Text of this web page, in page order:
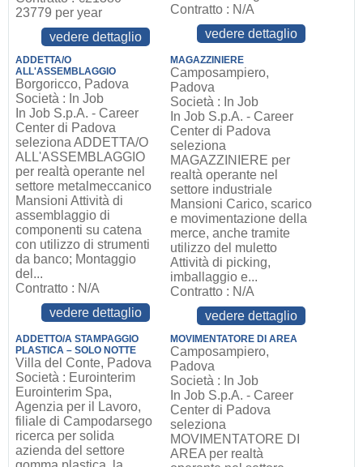
23779 per year
vedere dettaglio
Contratto : N/A
vedere dettaglio
ADDETTA/O
ALL'ASSEMBLAGGIO
Borgoricco, Padova
Società : In Job
In Job S.p.A. - Career
Center di Padova
seleziona ADDETTA/O
ALL'ASSEMBLAGGIO
per realtà operante nel
settore metalmeccanico
Mansioni Attività di
assemblaggio di
componenti su catena
con utilizzo di strumenti
da banco; Montaggio
del...
Contratto : N/A
vedere dettaglio
MAGAZZINIERE
Camposampiero,
Padova
Società : In Job
In Job S.p.A. - Career
Center di Padova
seleziona
MAGAZZINIERE per
realtà operante nel
settore industriale
Mansioni Carico, scarico
e movimentazione della
merce, anche tramite
utilizzo del muletto
Attività di picking,
imballaggio e...
Contratto : N/A
vedere dettaglio
ADDETTO/A STAMPAGGIO
PLASTICA – SOLO NOTTE
Villa del Conte, Padova
Società : Eurointerim
Eurointerim Spa,
Agenzia per il Lavoro,
filiale di Campodarsego
ricerca per solida
azienda del settore
MOVIMENTATORE DI AREA
Camposampiero,
Padova
Società : In Job
In Job S.p.A. - Career
Center di Padova
seleziona
MOVIMENTATORE DI
AREA per realtà